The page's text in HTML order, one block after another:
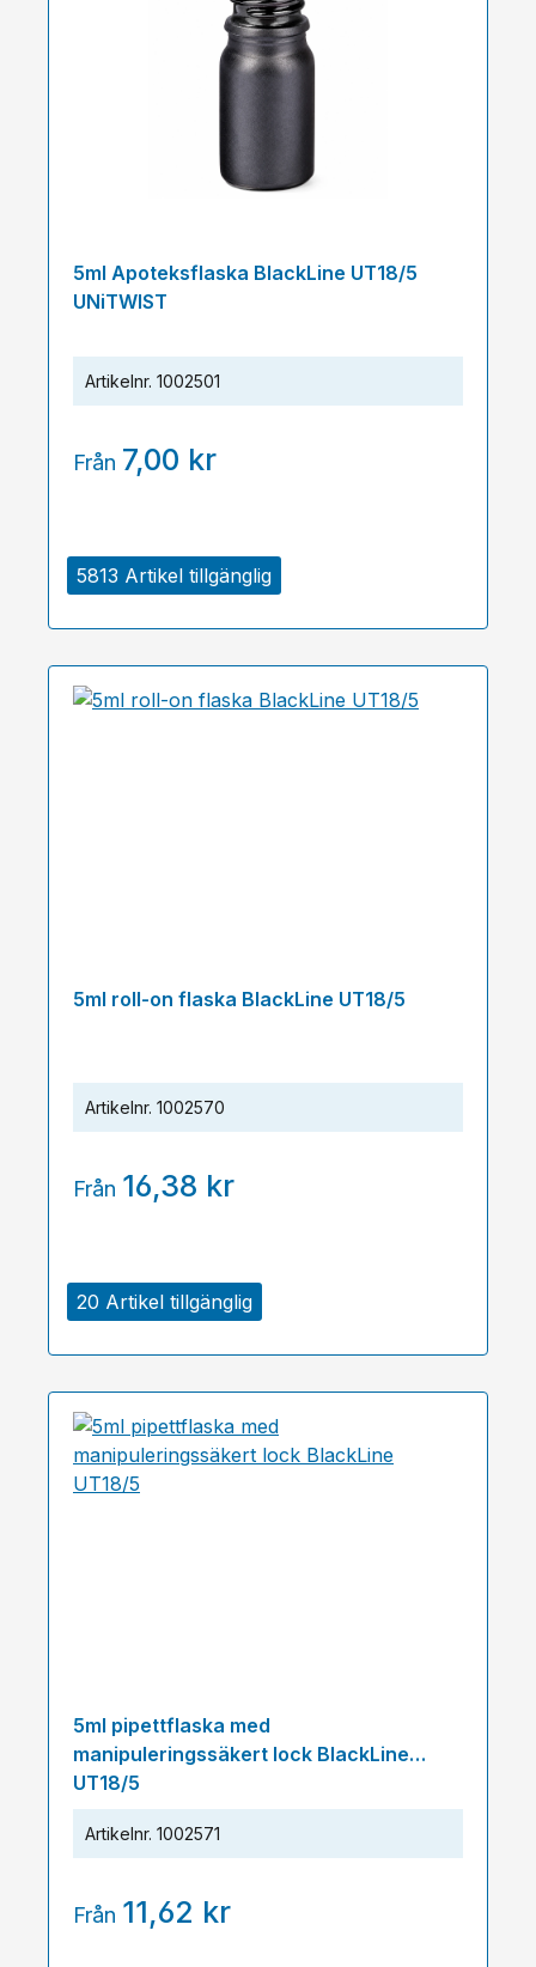
5813 Artikel tillgänglig
5ml Apoteksflaska BlackLine UT18/5
UNiTWIST
Artikelnr. 1002501
Från 7,00 kr
20 Artikel tillgänglig
5ml roll-on flaska BlackLine UT18/5
Artikelnr. 1002570
Från 16,38 kr
5ml pipettflaska med
manipuleringssäkert lock BlackLine
UT18/5
Artikelnr. 1002571
Från 11,62 kr